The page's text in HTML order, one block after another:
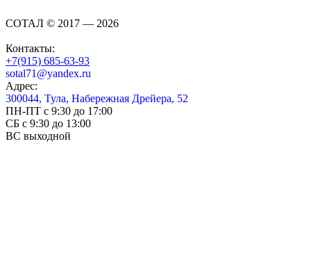
СОТАЛ © 2017 — 2026
Контакты:
+7(915) 685-63-93
sotal71@yandex.ru
Адрес:
300044, Тула, Набережная Дрейера, 52
ПН-ПТ с 9:30 до 17:00
СБ с 9:30 до 13:00
ВС выходной